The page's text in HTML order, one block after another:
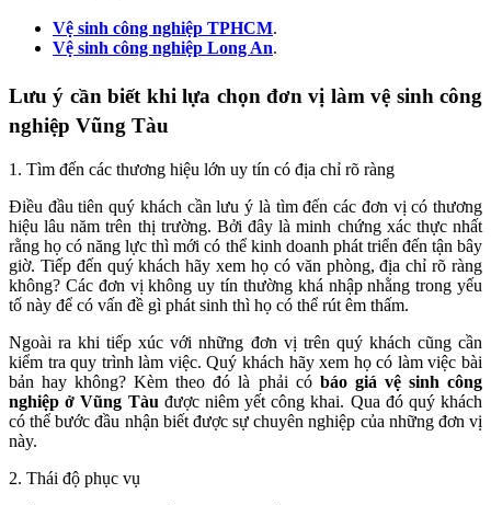
Vệ sinh công nghiệp TPHCM.
Vệ sinh công nghiệp Long An.
Lưu ý cần biết khi lựa chọn đơn vị làm vệ sinh công
nghiệp Vũng Tàu
1. Tìm đến các thương hiệu lớn uy tín có địa chỉ rõ ràng
Điều đầu tiên quý khách cần lưu ý là tìm đến các đơn vị có thương
hiệu lâu năm trên thị trường. Bởi đây là minh chứng xác thực nhất
rằng họ có năng lực thì mới có thể kinh doanh phát triển đến tận bây
giờ. Tiếp đến quý khách hãy xem họ có văn phòng, địa chỉ rõ ràng
không? Các đơn vị không uy tín thường khá nhập nhằng trong yếu
tố này để có vấn đề gì phát sinh thì họ có thể rút êm thấm.
Ngoài ra khi tiếp xúc với những đơn vị trên quý khách cũng cần
kiểm tra quy trình làm việc. Quý khách hãy xem họ có làm việc bài
bản hay không? Kèm theo đó là phải có báo giá vệ sinh công
nghiệp ở Vũng Tàuđược niêm yết công khai. Qua đó quý khách
có thể bước đầu nhận biết được sự chuyên nghiệp của những đơn vị
này.
2. Thái độ phục vụ